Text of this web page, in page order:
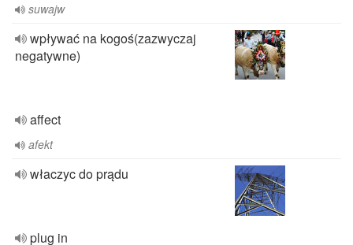
suwajw
wpływać na kogoś(zazwyczaj
negatywne)
affect
afekt
właczyc do prądu
plug in